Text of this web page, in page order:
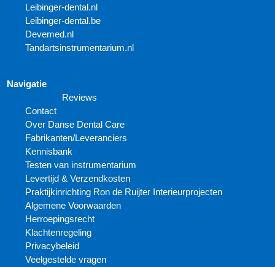
Leibinger-dental.nl
Leibinger-dental.be
Devemed.nl
Tandartsinstrumentarium.nl
Navigatie
Reviews
Contact
Over Danse Dental Care
Fabrikanten/Leveranciers
Kennisbank
Testen van instrumentarium
Levertijd & Verzendkosten
Praktijkinrichting Ron de Ruijter Interieurprojecten
Algemene Voorwaarden
Herroepingsrecht
Klachtenregeling
Privacybeleid
Veelgestelde vragen